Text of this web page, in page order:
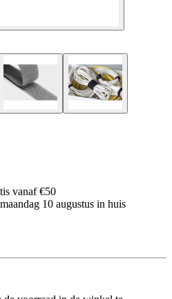
vanaf €50
10 augustus in huis